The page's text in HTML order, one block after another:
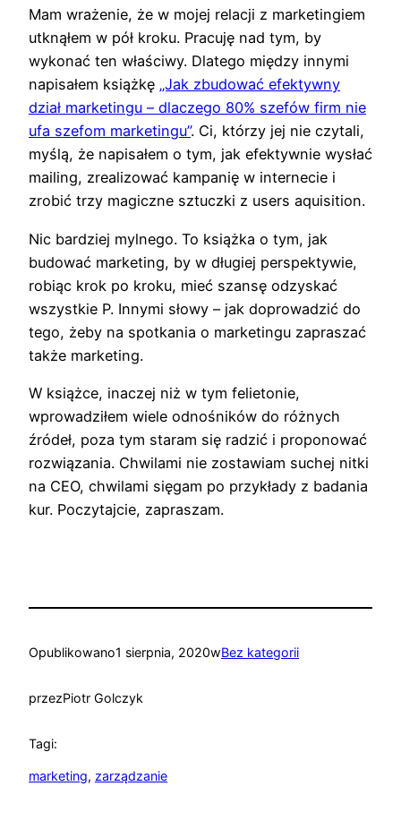
Mam wrażenie, że w mojej relacji z marketingiem
utknąłem w pół kroku. Pracuję nad tym, by
wykonać ten właściwy. Dlatego między innymi
napisałem książkę „Jak zbudować efektywny
dział marketingu – dlaczego 80% szefów firm nie
ufa szefom marketingu”. Ci, którzy jej nie czytali,
myślą, że napisałem o tym, jak efektywnie wysłać
mailing, zrealizować kampanię w internecie i
zrobić trzy magiczne sztuczki z users aquisition.
Nic bardziej mylnego. To książka o tym, jak
budować marketing, by w długiej perspektywie,
robiąc krok po kroku, mieć szansę odzyskać
wszystkie P. Innymi słowy – jak doprowadzić do
tego, żeby na spotkania o marketingu zapraszać
także marketing.
W książce, inaczej niż w tym felietonie,
wprowadziłem wiele odnośników do różnych
źródeł, poza tym staram się radzić i proponować
rozwiązania. Chwilami nie zostawiam suchej nitki
na CEO, chwilami sięgam po przykłady z badania
kur. Poczytajcie, zapraszam.
Opublikowano1 sierpnia, 2020wBez kategorii
przezPiotr Golczyk
Tagi:
marketing, zarządzanie